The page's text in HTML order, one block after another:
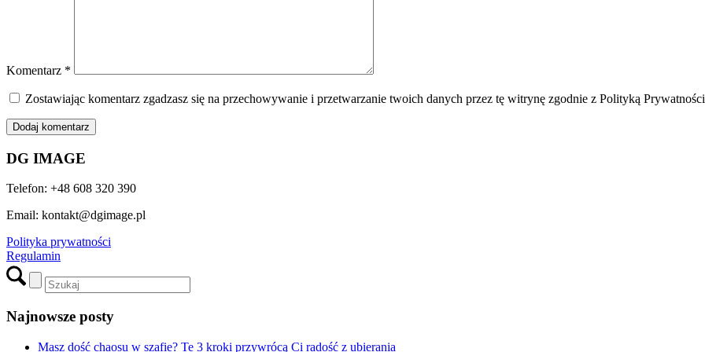
Komentarz *
Zostawiając komentarz zgadzasz się na przechowywanie i przetwarzanie twoich danych przez tę witrynę zgodnie z Polityką
DG IMAGE
Telefon: +48 608 320 390
Email: kontakt@dgimage.pl
Polityka prywatności
Regulamin
Najnowsze posty
Masz dość chaosu w szafie? Te 3 kroki przywrócą Ci radość z ubierania